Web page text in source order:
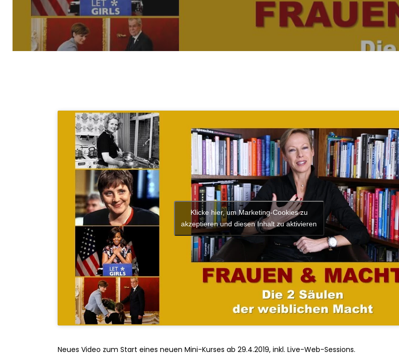
Klicke hier, um Marketing-Cookies zu
akzeptieren und diesen Inhalt zu aktivieren
Neues Video zum Start eines neuen Mini-Kurses ab 29.4.2019, inkl. Live-Web-Sessions.